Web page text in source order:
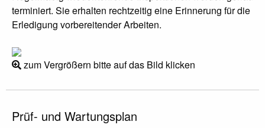
terminiert. Sie erhalten rechtzeitig eine Erinnerung für die
Erledigung vorbereitender Arbeiten.
zum Vergrößern bitte auf das Bild klicken
Prüf- und Wartungsplan